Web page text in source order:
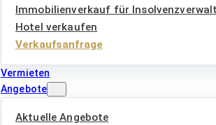
Immobilienverkauf für
Hotel verkaufen
Verkaufsanfrage
Vermieten
Angebote
Aktuelle Angebote